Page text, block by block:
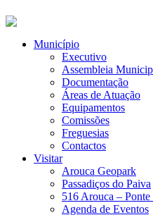
Município
Executivo
Assembleia
Documentação
Áreas de Atuação
Equipamentos
Comissões
Freguesias
Contactos
Visitar
Arouca Geopark
Passadiços do Paiva
516 Arouca – Ponte
Agenda de Eventos